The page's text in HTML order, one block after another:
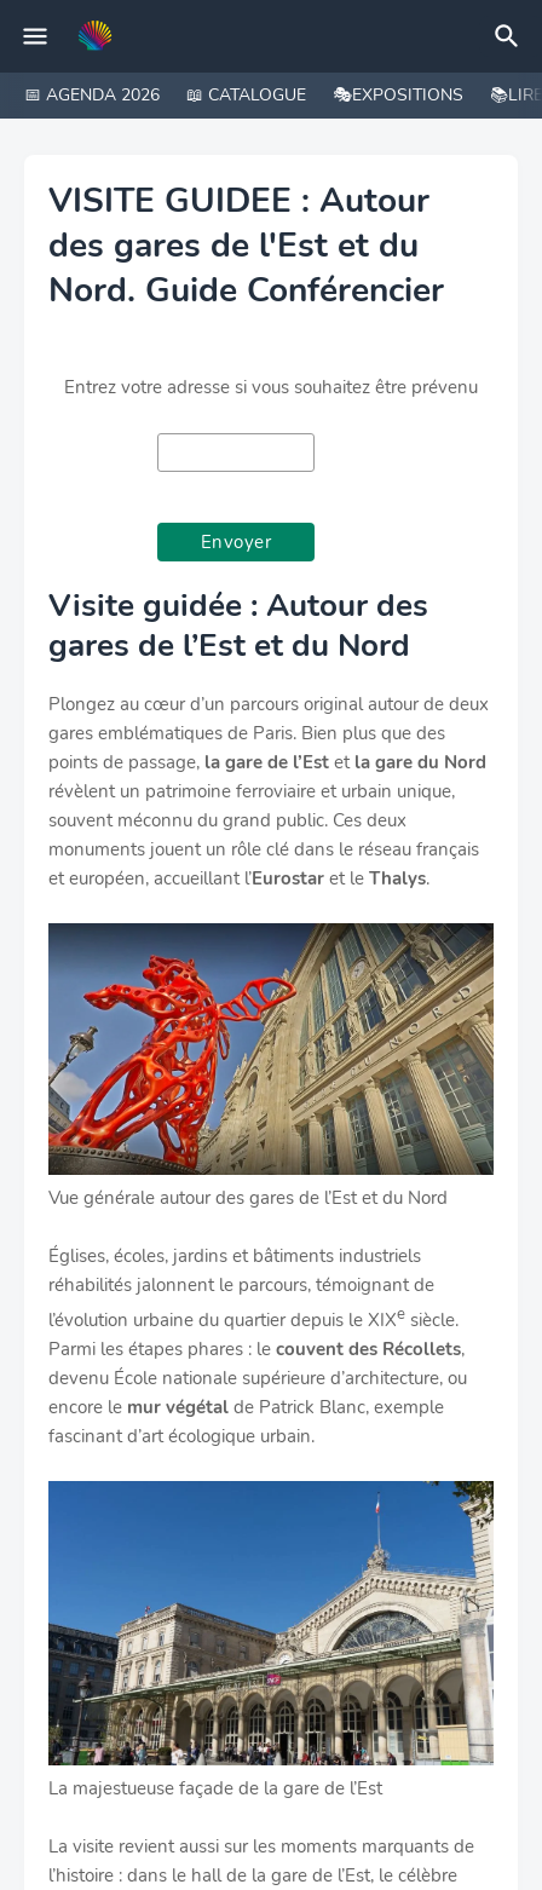
📅 AGENDA 2026 📖 CATALOGUE 🎭EXPOSITIONS 📚LIRE
VISITE GUIDEE : Autour
des gares de l'Est et du
Nord. Guide Conférencier
Entrez votre adresse si vous souhaitez être prévenu
Visite guidée : Autour des
gares de l’Est et du Nord
Plongez au cœur d’un parcours original autour de deux
gares emblématiques de Paris. Bien plus que des
points de passage, la gare de l’Est et la gare du Nord
révèlent un patrimoine ferroviaire et urbain unique,
souvent méconnu du grand public. Ces deux
monuments jouent un rôle clé dans le réseau français
et européen, accueillant l’Eurostar et le Thalys.
Vue générale autour des gares de l’Est et du Nord
Églises, écoles, jardins et bâtiments industriels
réhabilités jalonnent le parcours, témoignant de
l’évolution urbaine du quartier depuis le XIXe siècle.
Parmi les étapes phares : le couvent des Récollets,
devenu École nationale supérieure d’architecture, ou
encore le mur végétal de Patrick Blanc, exemple
fascinant d’art écologique urbain.
La majestueuse façade de la gare de l’Est
La visite revient aussi sur les moments marquants de
l’histoire : dans le hall de la gare de l’Est, le célèbre